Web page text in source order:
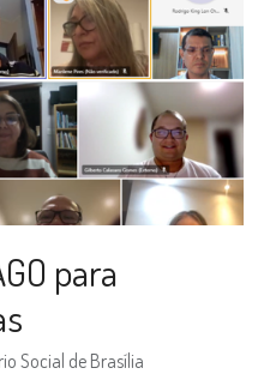
para
Social de Brasília